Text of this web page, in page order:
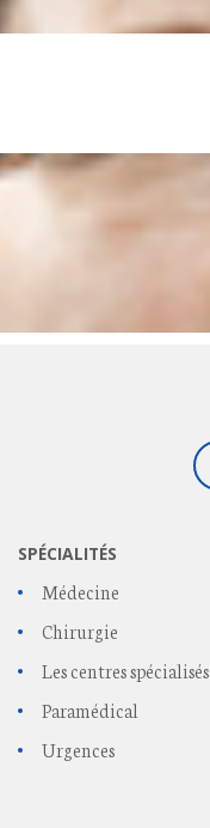
SPÉCIALITÉS
Médecine
Chirurgie
Les centres spécialisés
Paramédical
Urgences